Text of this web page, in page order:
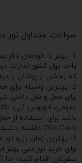
سوالات متداول تور
1- بهتر با خودمان دلار ببریم یا درهم؟
واحد پول کشور امارات
که بخشی از پولتان را
2- بهترین وسیله برای حمل و نقل در دبی کدام‌ است؟
برای حمل و نقل داخلی
عمومی، اتوبوس آبی،
باشد برای استفاده از
(Nol Card) داشته باشید.
3- بهترین زمان رزرو تور دبی چه موقع است؟
برای خرید تور دبی
سفرتان اقدام کنید؛ اما